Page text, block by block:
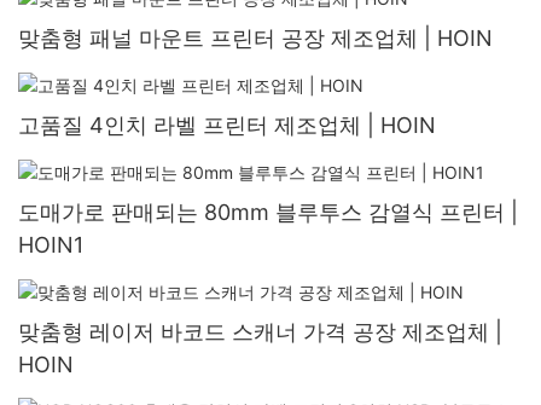
맞춤형 패널 마운트 프린터 공장 제조업체 | HOIN
고품질 4인치 라벨 프린터 제조업체 | HOIN
도매가로 판매되는 80mm 블루투스 감열식 프린터 |
HOIN1
맞춤형 레이저 바코드 스캐너 가격 공장 제조업체 |
HOIN